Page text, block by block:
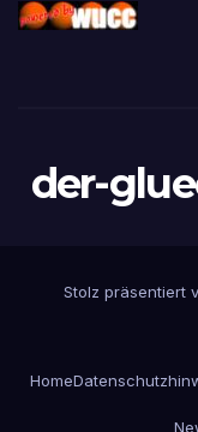
der-
Stolz präsentiert
Home